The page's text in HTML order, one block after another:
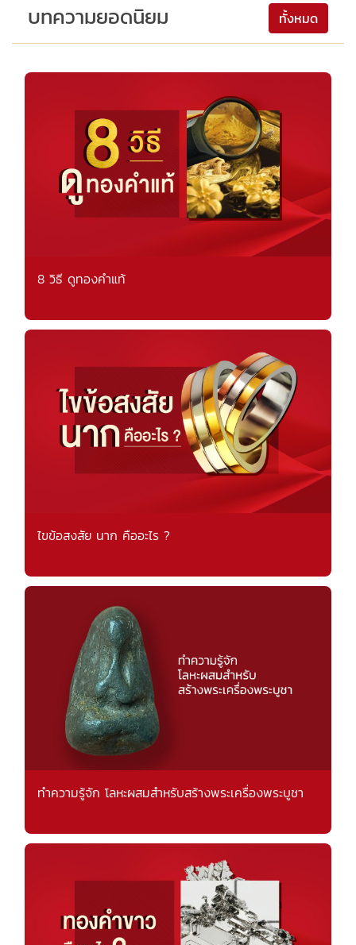
บทความยอดนิยม ทั้งหมด
8 วิธี ดูทองคำแท้
ไขข้อสงสัย นาก คืออะไร ?
ทำความรู้จัก โลหะผสมสำหรับสร้างพระเครื่องพระบูชา